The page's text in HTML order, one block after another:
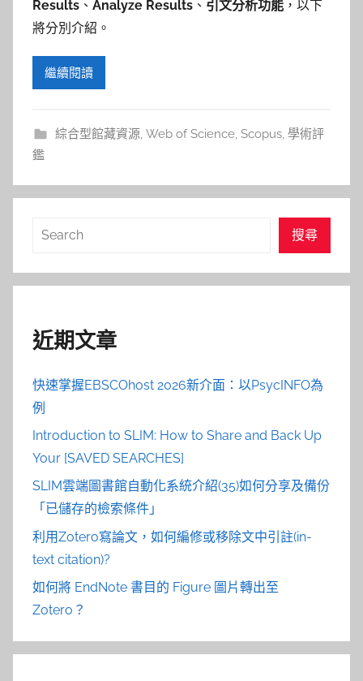
Results 、 Analyze Results 、 引文分析功能 ，以下
將分別介紹。
繼續閱讀
綜合型館藏資源, Web of Science, Scopus, 學術評
鑑
搜
搜尋
近期文章
快速掌握EBSCOhost 2026新介面：以PsycINFO為
例
Introduction to SLIM: How to Share and Back Up
Your [SAVED SEARCHES]
SLIM雲端圖書館自動化系統介紹(35)如何分享及備份
「已儲存的檢索條件」
利用Zotero寫論文，如何編修或移除文中引註(in-
text citation)?
如何將 EndNote 書目的 Figure 圖片轉出至
Zotero？